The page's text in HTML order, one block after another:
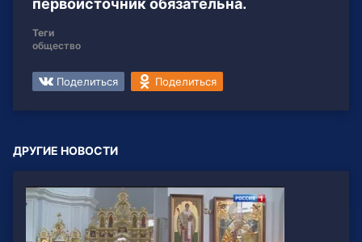
первоисточник обязательна.
Теги
общество
Поделиться Поделиться
ДРУГИЕ НОВОСТИ